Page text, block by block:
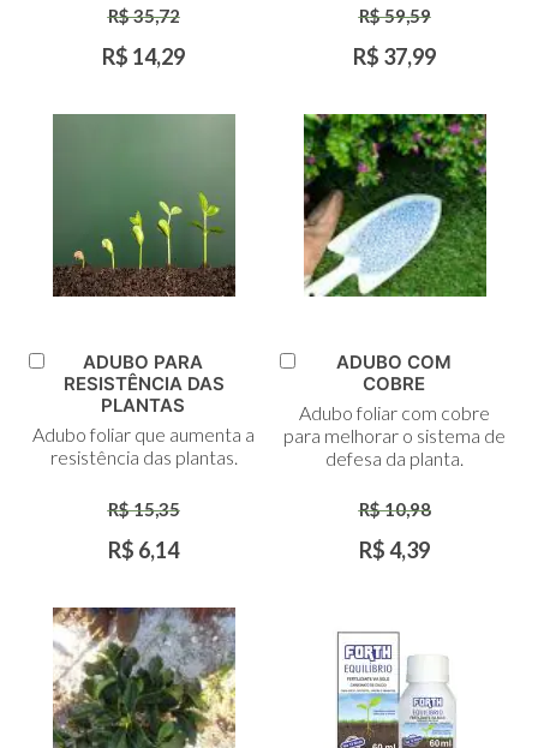
R$ 35,72
R$ 14,29
R$ 59,59
R$ 37,99
Adicionar
ADUBO PARA
RESISTÊNCIA DAS
PLANTAS
Adubo foliar que aumenta a
resistência das plantas.
R$ 15,35
R$ 6,14
Carrinho
ADUBO COM
COBRE
Adubo foliar com cobre
para melhorar o sistema de
defesa da planta.
R$ 10,98
R$ 4,39